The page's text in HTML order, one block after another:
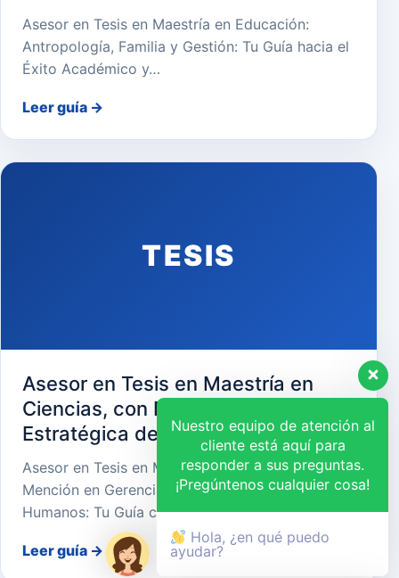
Asesor en Tesis en Maestría en Educación:
Antropología, Familia y Gestión: Tu Guía hacia el
Éxito Académico y…
Leer guía →
TESIS
Asesor en Tesis en Maestría en
Ciencias, con Mención en Gerencia
Estratégica de Recursos Humanos
Asesor en Tesis en Maestría en Ciencias, con
Mención en Gerencia Estratégica de Recursos
Humanos: Tu Guía cara…
Leer guía →
Nuestro equipo de atención al
cliente está aquí para
responder a sus preguntas.
¡Pregúntenos cualquier cosa!
Hola, ¿en qué puedo
ayudar?